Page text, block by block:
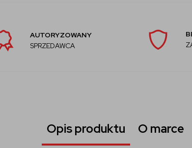
AUTORYZOWANY
SPRZEDAWCA
Opis produktu O marce